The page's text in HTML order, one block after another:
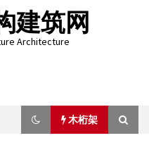
建筑网
Architecture
木桁架